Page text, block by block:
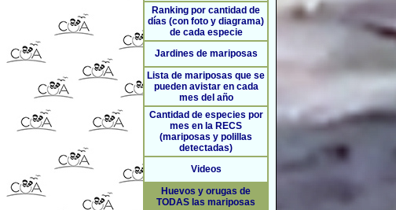
Ranking por cantidad de
días (con foto y diagrama)
de cada especie
Jardines de mariposas
Lista de mariposas que se
pueden avistar en cada
mes del año
Cantidad de especies por
mes en la RECS
(mariposas y polillas
detectadas)
Videos
Huevos y orugas de
TODAS las mariposas